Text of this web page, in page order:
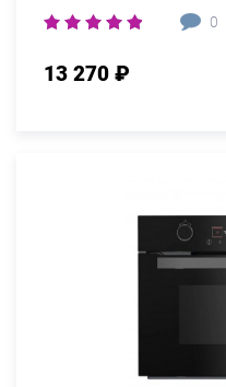
0
13 270 ₽